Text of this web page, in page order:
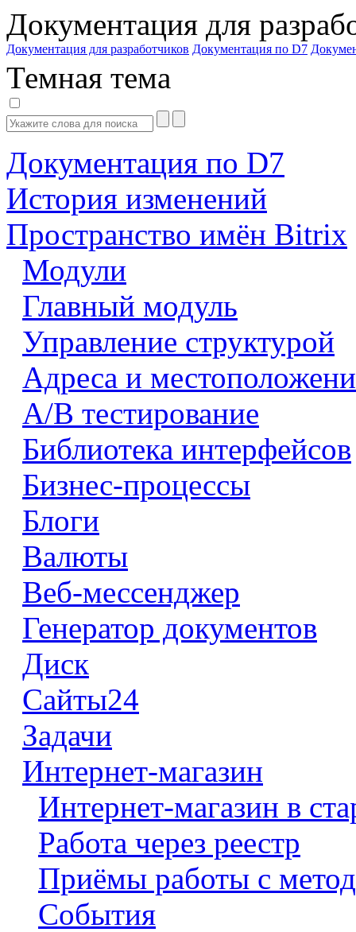
Документация для
Документация для разработчиков Документация по D7
Темная тема
Документация по D7
История изменений
Пространство имён Bitrix
Модули
Главный модуль
Управление структурой
Адреса и
А/В тестирование
Библиотека интерфейсов
Бизнес-процессы
Блоги
Валюты
Веб-мессенджер
Генератор документов
Диск
Сайты24
Задачи
Интернет-магазин
Интернет-магазин в
Работа через реестр
Приёмы работы с
События